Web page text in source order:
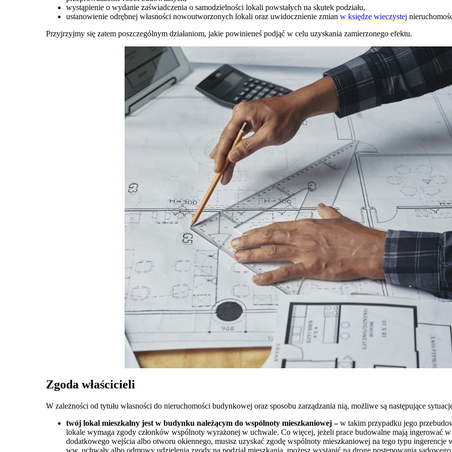
wystąpienie o wydanie zaświadczenia o samodzielności lokali powstałych na skutek podziału,
ustanowienie odrębnej własności nowoutworzonych lokali oraz uwidocznienie zmianw księdze wieczystej
Przyjrzyjmy się zatem poszczególnym działaniom, jakie powinieneś podjąć w celu uzyskania zamierzonego efektu.
Zgoda właścicieli
W zależności od tytułu własności do nieruchomości budynkowej oraz sposobu zarządzania nią, możliwe są następujące
twój lokal mieszkalny jest w budynku należącym do wspólnoty mieszkaniowej –w takim przypadku jego
lokale wymaga zgody członków wspólnoty wyrażonej w uchwale. Co więcej, jeżeli prace budowalne mają ingerować
dodatkowego wejścia albo otworu okiennego, musisz uzyskać zgodę wspólnoty mieszkaniowej na tego typu